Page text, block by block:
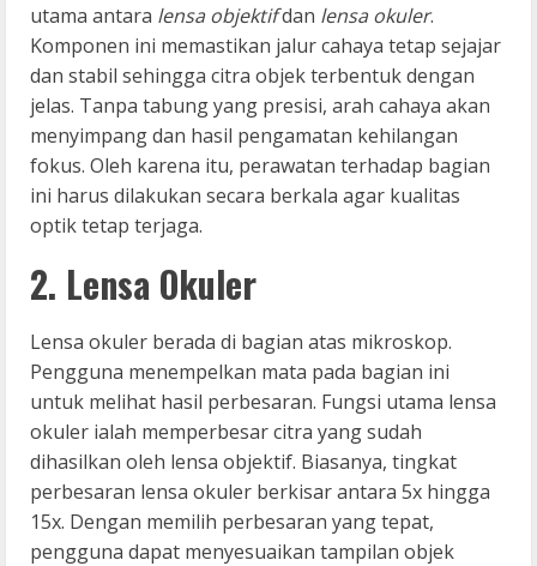
utama antara lensa objektifdan lensa okuler.
Komponen ini memastikan jalur cahaya tetap sejajar
dan stabil sehingga citra objek terbentuk dengan
jelas. Tanpa tabung yang presisi, arah cahaya akan
menyimpang dan hasil pengamatan kehilangan
fokus. Oleh karena itu, perawatan terhadap bagian
ini harus dilakukan secara berkala agar kualitas
optik tetap terjaga.
2. Lensa Okuler
Lensa okuler berada di bagian atas mikroskop.
Pengguna menempelkan mata pada bagian ini
untuk melihat hasil perbesaran. Fungsi utama lensa
okuler ialah memperbesar citra yang sudah
dihasilkan oleh lensa objektif. Biasanya, tingkat
perbesaran lensa okuler berkisar antara 5x hingga
15x. Dengan memilih perbesaran yang tepat,
pengguna dapat menyesuaikan tampilan objek